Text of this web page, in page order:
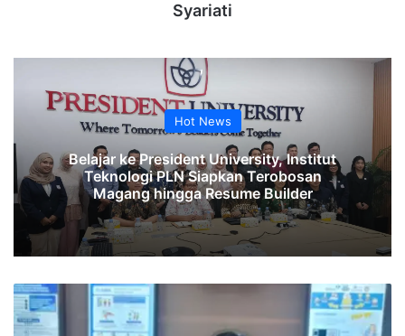
Syariati
Hot News
Belajar ke President University, Institut
Teknologi PLN Siapkan Terobosan
Magang hingga Resume Builder
Rakornis
BKKBN
2024,